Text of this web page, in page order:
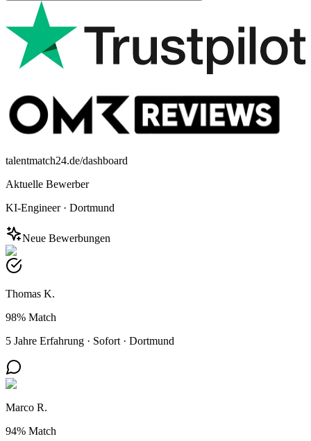
talentmatch24.de/dashboard
Aktuelle Bewerber
KI-Engineer· Dortmund
Neue Bewerbungen
Thomas K.
98% Match
5 Jahre Erfahrung · Sofort · Dortmund
Marco R.
94% Match